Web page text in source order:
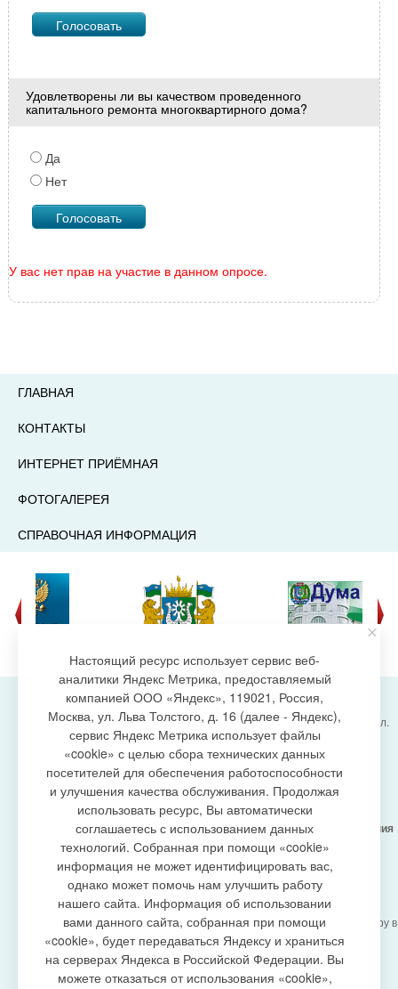
Удовлетворены ли вы качеством проведенного
капитального ремонта многоквартирного дома?
Да
Нет
У вас нет прав на участие в данном опросе.
ГЛАВНАЯ
КОНТАКТЫ
ИНТЕРНЕТ ПРИЁМНАЯ
ФОТОГАЛЕРЕЯ
СПРАВОЧНАЯ ИНФОРМАЦИЯ
создание сайта
Администрация городского поселения Излучинск, ул.
Энергетиков, 6, пгт. Излучинск, Нижневартовский
район,
Ханты-Мансийский автономный округ-Югра
(Тюменская область), 628634
Сетевое изданиеhttps://www.gp-izluchinsk.ru
16+
Учредитель -Администрация городского поселения
Излучинск
Главный редактор - Бурич Денис Ярославович
Телефон/факс: (3466) 28-13-77 , e-mail:
admizl@rambler.ru
Сетевое изданиеhttps://www.gp-izluchinsk.ru
зарегистрировано Федеральной службой по надзору в
сфере связи,
информационных технологий и массовых
коммуникаций (Роскомнадзор), регистрационный
номер СМИ
Настоящий ресурс использует сервис веб-
аналитики Яндекс Метрика, предоставляемый
компанией ООО «Яндекс», 119021, Россия,
Москва, ул. Льва Толстого, д. 16 (далее - Яндекс),
сервис Яндекс Метрика использует файлы
«cookie» с целью сбора технических данных
посетителей для обеспечения работоспособности
и улучшения качества обслуживания. Продолжая
использовать ресурс, Вы автоматически
соглашаетесь с использованием данных
технологий. Собранная при помощи «cookie»
информация не может идентифицировать вас,
однако может помочь нам улучшить работу
нашего сайта. Информация об использовании
вами данного сайта, собранная при помощи
«cookie», будет передаваться Яндексу и храниться
на серверах Яндекса в Российской Федерации. Вы
можете отказаться от использования «cookie»,